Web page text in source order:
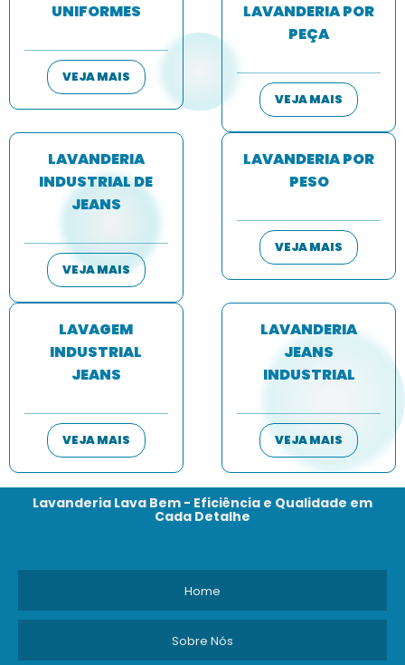
UNIFORMES
VEJA MAIS
LAVANDERIA POR
PEÇA
VEJA MAIS
LAVANDERIA
INDUSTRIAL DE
JEANS
VEJA MAIS
LAVANDERIA POR
PESO
VEJA MAIS
LAVAGEM
INDUSTRIAL
JEANS
VEJA MAIS
LAVANDERIA
JEANS
INDUSTRIAL
VEJA MAIS
Lavanderia Lava Bem - Eficiência e Qualidade em
Cada Detalhe
Home
Sobre Nós